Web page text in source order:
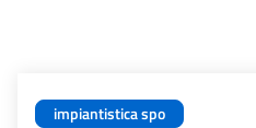
impiantistica spo